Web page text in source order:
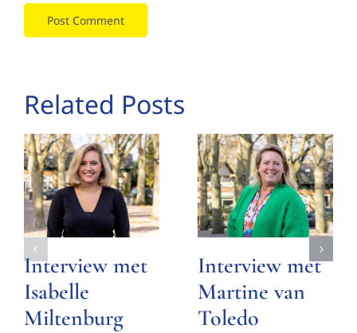
Related Posts
Interview met
Isabelle
Miltenburg
Interview met
Martine van
Toledo